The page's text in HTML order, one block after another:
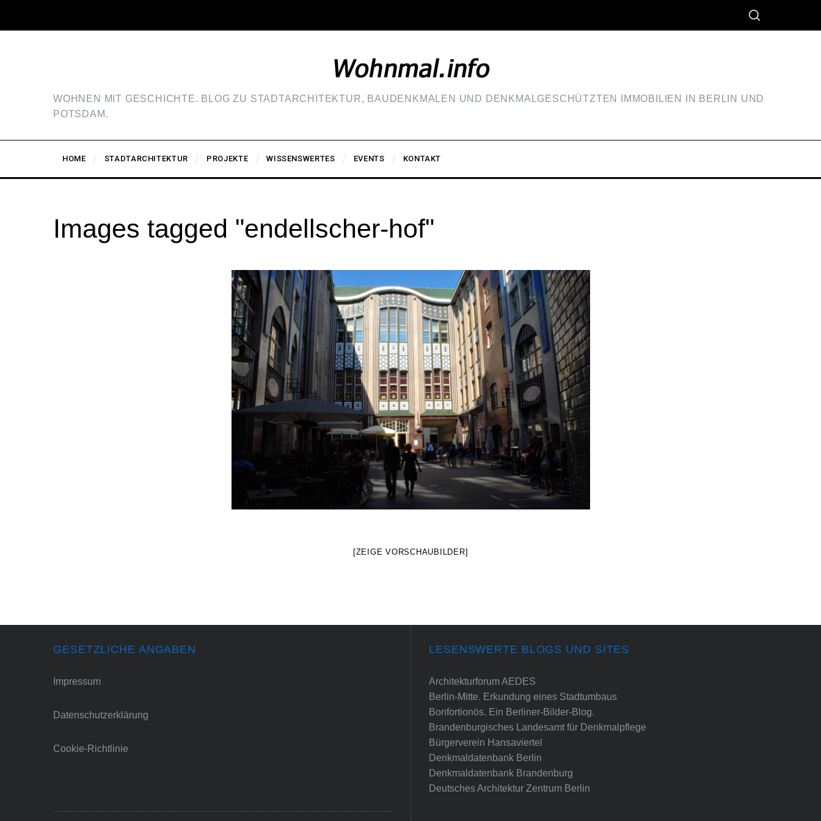
WOHNEN MIT GESCHICHTE. BLOG ZU STADTARCHITEKTUR, BAUDENKMALEN UND DENKMALGESCHÜTZTEN IMMOBILIEN IN BERLIN UND
POTSDAM.
HOME STADTARCHITEKTUR PROJEKTE WISSENSWERTES EVENTS KONTAKT
Images tagged "endellscher-hof"
[ZEIGE VORSCHAUBILDER]
GESETZLICHE ANGABEN
Impressum
Datenschutzerklärung
Cookie-Richtlinie
LESENSWERTE BLOGS UND SITES
Architekturforum AEDES
Berlin-Mitte. Erkundung eines Stadtumbaus
Bonfortionös. Ein Berliner-Bilder-Blog.
Brandenburgisches Landesamt für Denkmalpflege
Bürgerverein Hansaviertel
Denkmaldatenbank Berlin
Denkmaldatenbank Brandenburg
Deutsches Architektur Zentrum Berlin